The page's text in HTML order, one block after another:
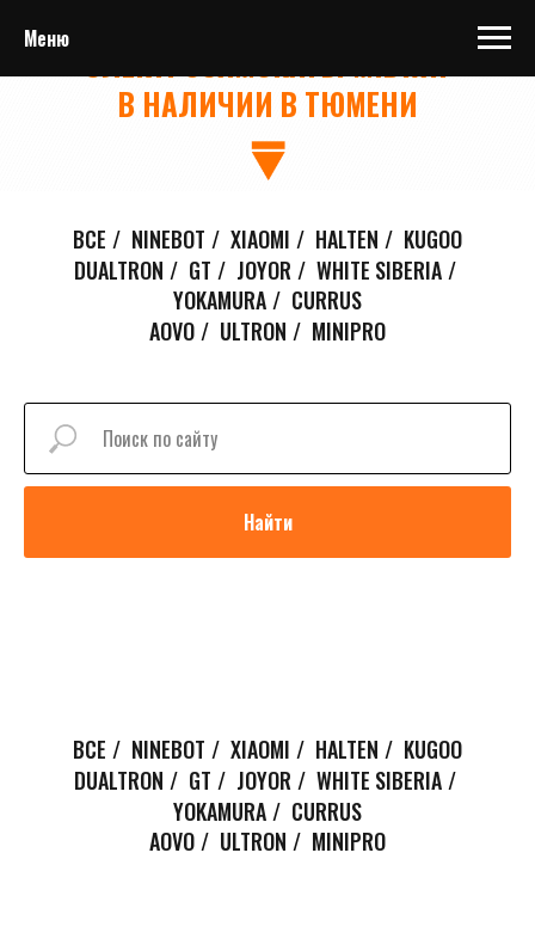
Меню
В НАЛИЧИИ В ТЮМЕНИ
ВСЕ / NINEBOT / XIAOMI / HALTEN / KUGOO
DUALTRON / GT / JOYOR / WHITE SIBERIA /
YOKAMURA / CURRUS
AOVO / ULTRON / MINIPRO
Найти
ВСЕ / NINEBOT / XIAOMI / HALTEN / KUGOO
DUALTRON / GT / JOYOR / WHITE SIBERIA /
YOKAMURA / CURRUS
AOVO / ULTRON / MINIPRO